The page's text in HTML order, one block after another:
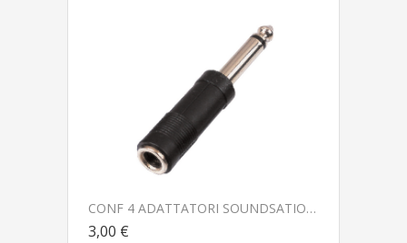
CONF 4 ADATTATORI SOUNDSATION GO-LINK SADA031
3,00 €